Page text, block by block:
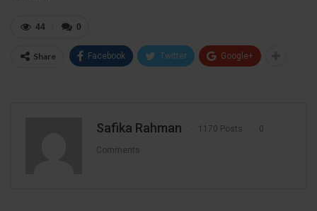
0
44
Share Facebook Twitter Google+
Safika Rahman 1170 Posts 0
Comments